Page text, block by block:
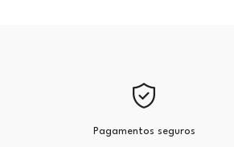
Pagamentos seguros